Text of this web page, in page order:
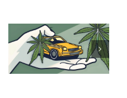
Cannabis
Samen
kaufen: Alles
was Sie